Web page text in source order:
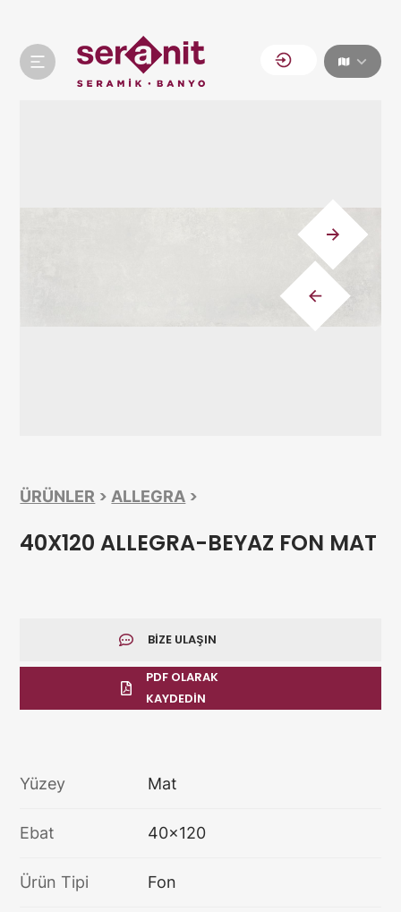
ÜRÜNLER >ALLEGRA >
40X120 ALLEGRA-BEYAZ FON MAT
BIZE ULAŞIN
PDF OLARAK
KAYDEDIN
Yüzey Mat
Ebat 40x120
Ürün Tipi Fon